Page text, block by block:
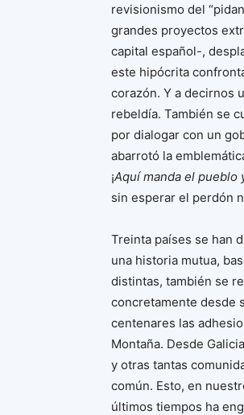
revisionismo del
grandes proyectos
capital español-,
este hipócrita
corazón. Y a decirnos
rebeldía. También se
por dialogar con un
abarrotó la
¡Aquí manda el pueblo
sin esperar el perdón
Treinta países se han
una historia mutua,
distintas, también se
concretamente desde
centenares las
Montaña. Desde
y otras tantas
común. Esto, en
últimos tiempos ha